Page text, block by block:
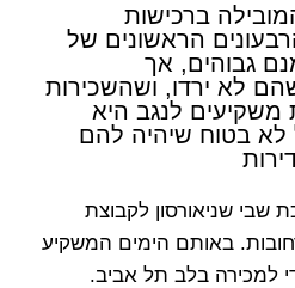
ברכישות
הראשונים של
גבוהים, אך
לא ירדו, ושהשכירות
לנגב היא
לא בטוח שיהיה להם
שבי שניאורסון לקבוצת
באותם הימים המשקיע
למכירה בלב תל אביב.